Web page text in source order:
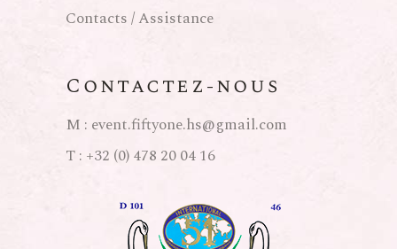
Contactez-nous
M : event.fiftyone.hs@gmail.com
T : +32 (0) 478 20 04 16
Contacts / Assistance